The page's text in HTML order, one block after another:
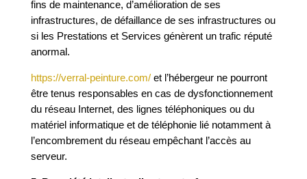
fins de maintenance, d’amélioration de ses
infrastructures, de défaillance de ses infrastructures ou
si les Prestations et Services génèrent un trafic réputé
anormal.
https://verral-peinture.com/et l’hébergeur ne pourront
être tenus responsables en cas de dysfonctionnement
du réseau Internet, des lignes téléphoniques ou du
matériel informatique et de téléphonie lié notamment à
l’encombrement du réseau empêchant l’accès au
serveur.